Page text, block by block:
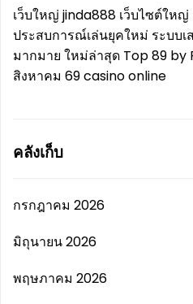
เว็บใหญ่ jinda888 เว็บไซต์ใหญ่
ประสบการณ์เล่นยุคใหม่ ระบบเ
มากมาย ใหม่ล่าสุด Top 89 by
สิงหาคม 69 casino online
คลังเก็บ
กรกฎาคม 2026
มิถุนายน 2026
พฤษภาคม 2026